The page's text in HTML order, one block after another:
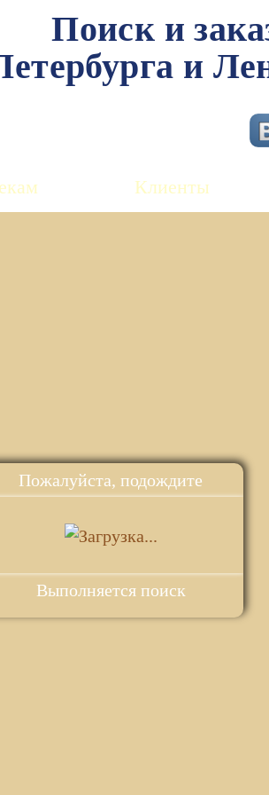
Пожалуйста, подождите
Выполняется поиск
Поиск и
и
Клиенты